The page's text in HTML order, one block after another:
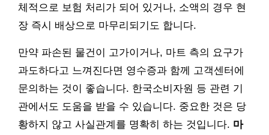
체적으로 보험 처리가 되어 있거나, 소액의 경우 현
장 즉시 배상으로 마무리되기도 합니다.
만약 파손된 물건이 고가이거나, 마트 측의 요구가
과도하다고 느껴진다면 영수증과 함께 고객센터에
문의하는 것이 좋습니다. 한국소비자원 등 관련 기
관에서도 도움을 받을 수 있습니다. 중요한 것은 당
황하지 않고 사실관계를 명확히 하는 것입니다. 마